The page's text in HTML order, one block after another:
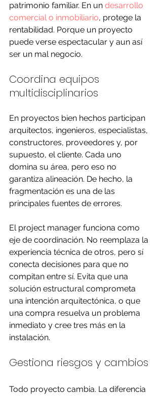
patrimonio familiar. En un desarrollo
comercial o inmobiliario, protege la
rentabilidad. Porque un proyecto
puede verse espectacular y aun así
ser un mal negocio.
Coordina equipos
multidisciplinarios
En proyectos bien hechos participan
arquitectos, ingenieros, especialistas,
constructores, proveedores y, por
supuesto, el cliente. Cada uno
domina su área, pero eso no
garantiza alineación. De hecho, la
fragmentación es una de las
principales fuentes de errores.
El project manager funciona como
eje de coordinación. No reemplaza la
experiencia técnica de otros, pero sí
conecta decisiones para que no
compitan entre sí. Evita que una
solución estructural comprometa
una intención arquitectónica, o que
una compra resuelva un problema
inmediato y cree tres más en la
instalación.
Gestiona riesgos y cambios
Todo proyecto cambia. La diferencia